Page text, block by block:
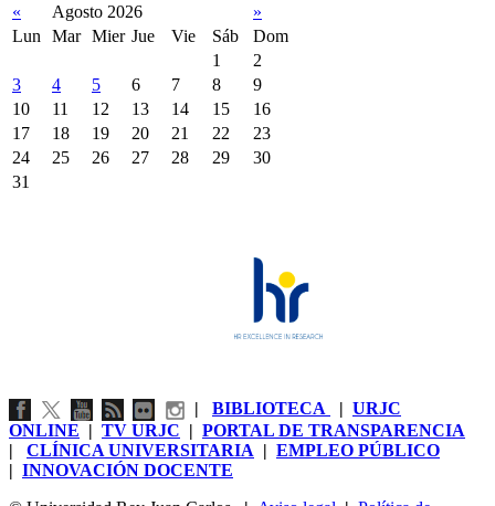
« Agosto 2026
»
Lun
Mar Mier Jue Vie Sáb
Dom
1
2
3
4 5 6 7 8
9
10
11 12 13 14 15
16
17
18 19 20 21 22
23
24
25 26 27 28 29
30
31
| BIBLIOTECA | URJC
ONLINE | TV URJC | PORTAL DE TRANSPARENCIA
| CLÍNICA UNIVERSITARIA | EMPLEO PÚBLICO
| INNOVACIÓN DOCENTE